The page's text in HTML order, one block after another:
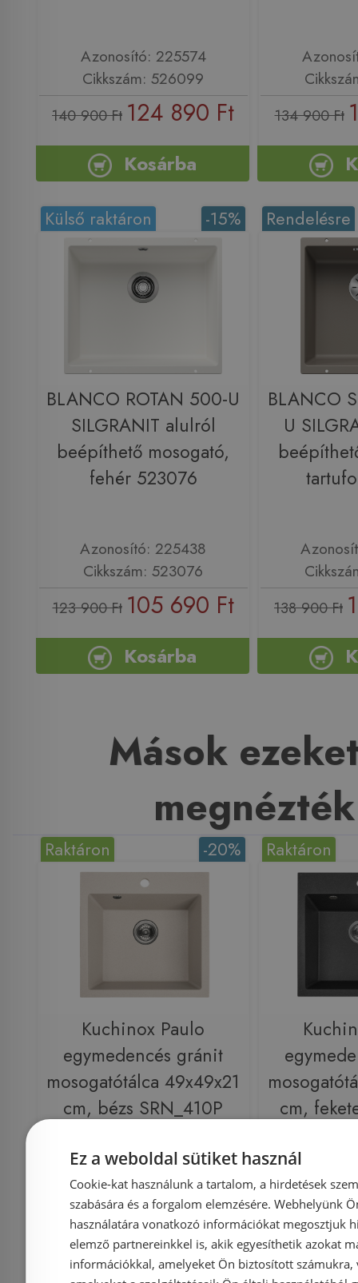
Azonosító: 225574
Cikkszám: 526099
140 900 Ft 124 890 Ft
Kosárba
134 900 Ft
-15%
Külső raktáron
BLANCO ROTAN 500-U
SILGRANIT alulról
beépíthető mosogató,
fehér 523076
Azonosító: 225438
Cikkszám: 523076
123 900 Ft 105 690 Ft
Kosárba
Rendelésre
BLANCO
U
138 900 Ft
Mások
megnézték
-20%
Raktáron
Kuchinox Paulo
egymedencés gránit
mosogatótálca 49x49x21
cm, bézs SRN_410P
Azonosító: 214276
Cikkszám: SRN_410P
49 900 Ft39 990 Ft
Raktáron
cm,
49 900 Ft
Ez a weboldal sütiket használ
Cookie-kat használunk a tartalom, a hirdetések
szabására és a forgalom elemzésére. Webhelyünk
használatára vonatkozó információkat megosztjuk
elemző partnereinkkel is, akik egyesíthetik azokat
információkkal, amelyeket Ön biztosított számukra,